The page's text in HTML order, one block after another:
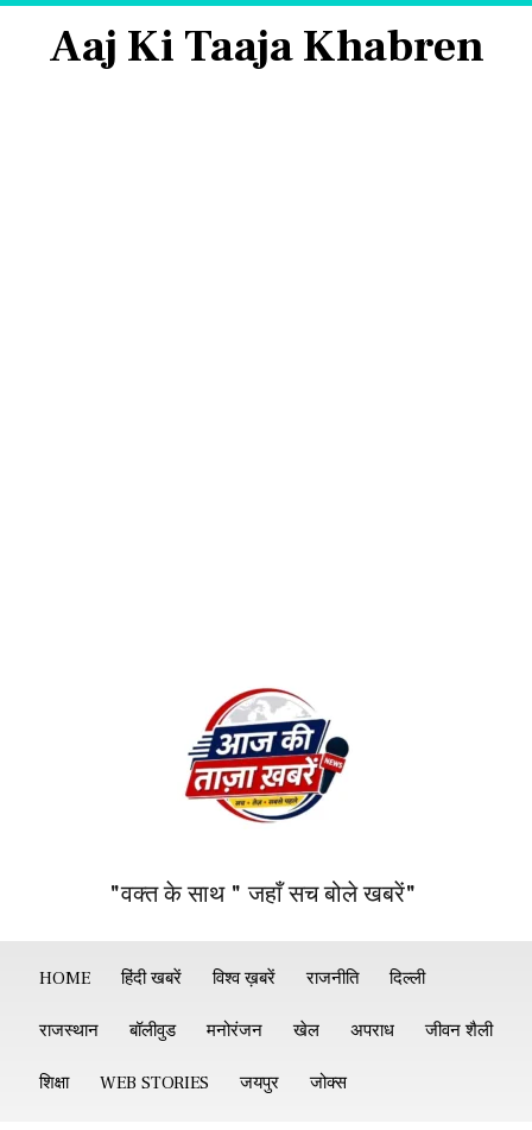
Aaj Ki Taaja Khabren
"वक्त के साथ " जहाँ सच बोले खबरें"
HOME हिंदी खबरें विश्व ख़बरें राजनीति दिल्ली
राजस्थान बॉलीवुड मनोरंजन खेल अपराध जीवन शैली
शिक्षा WEB STORIES जयपुर जोक्स